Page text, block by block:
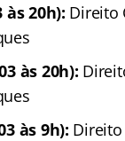
às 20h): Direito
às 20h):
às 9h): Direito